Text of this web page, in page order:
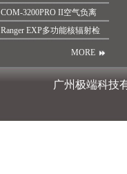
COM-3200PRO II空气负离
Ranger EXP多功能核辐射检
MORE
广州极端科技